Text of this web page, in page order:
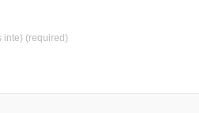
inte) (required)